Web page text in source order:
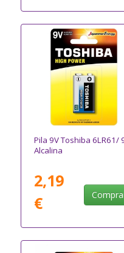
Pila 9V Toshiba 6LR61/
Alcalina
2,19
€